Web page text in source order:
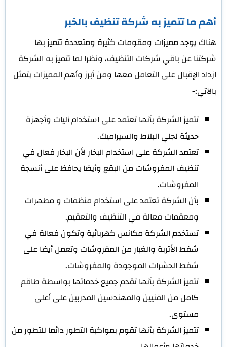
أهم ما تتميز به شركة تنظيف بالخبر
هناك يوجد مميزات ومقومات كثيرة ومتعددة تتميز بها
شركتنا عن باقي شركات التنظيف، ونظرا لما تتميز به الشركة
ازداد الإقبال على التعامل معها ومن أبرز وأهم المميزات يتمثل
بالآتي:-
تتميز الشركة بأنها تعتمد على استخدام آليات وأجهزة
حديثة لجلي البلاط والسيراميك.
تعتمد الشركة على استخدام البخار لأن البخار فعال في
تنظيف المفروشات من البقع وأيضا يحافظ على أنسجة
المفروشات.
بأن الشركة تعتمد على استخدام منظفات و مطهرات
ومعقمات فعالة في التنظيف والتعقيم.
تستخدم الشركة مكانس كهربائية وتكون فعالة في
شفط الأتربة والغبار من المفروشات وتعمل أيضا على
شفط الحشرات الموجودة والمفروشات.
تتميز الشركة بأنها تقدم جميع خدماتها بواسطة طاقم
كامل من الفنيين والمهندسين المدربين على أعلى
مستوى.
تتميز الشركة بأنها تقوم بمواكبة التطور دائما للتطور من